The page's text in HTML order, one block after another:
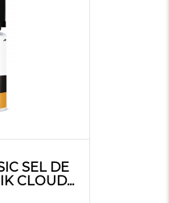
SEL DE
CLOUD...